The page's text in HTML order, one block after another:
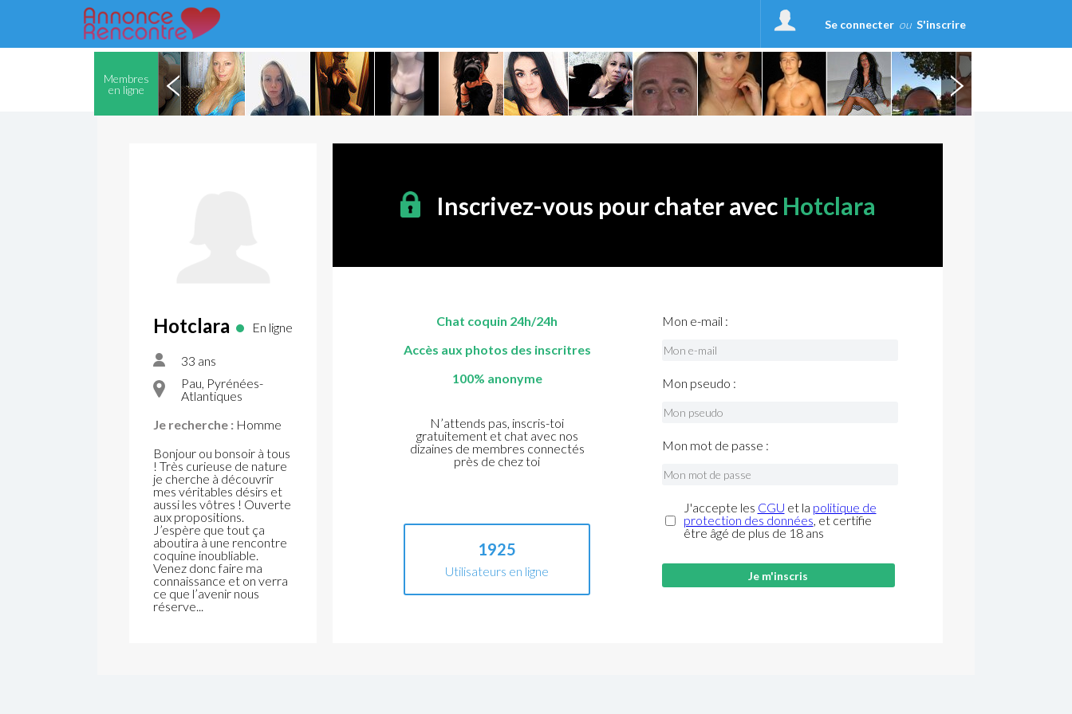
Se connecter ou S'inscrire
Membres
en ligne
Hotclara En ligne
33 ans
Pau, Pyrénées-
Atlantiques
Je recherche : Homme
Bonjour ou bonsoir à tous
! Très curieuse de nature
je cherche à découvrir
mes véritables désirs et
aussi les vôtres ! Ouverte
aux propositions.
J’espère que tout ça
aboutira à une rencontre
coquine inoubliable.
Venez donc faire ma
connaissance et on verra
ce que l’avenir nous
réserve...
Inscrivez-vous pour chater avec Hotclara
Chat coquin 24h/24h
Accès aux photos des inscritres
100% anonyme
N’attends pas, inscris-toi
gratuitement et chat avec nos
dizaines de membres connectés
près de chez toi
1925
Utilisateurs en ligne
Mon e-mail :
Mon pseudo :
Mon mot de passe :
J'accepte les CGU et la politique de
protection des données, et certifie
être âgé de plus de 18 ans